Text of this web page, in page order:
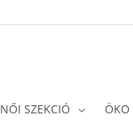
NŐI SZEKCIÓ ÖKO